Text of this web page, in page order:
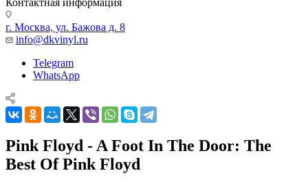
Контактная информация
г. Москва, ул. Бажова д. 8
info@dkvinyl.ru
Telegram
WhatsApp
Pink Floyd - A Foot In The Door: The
Best Of Pink Floyd